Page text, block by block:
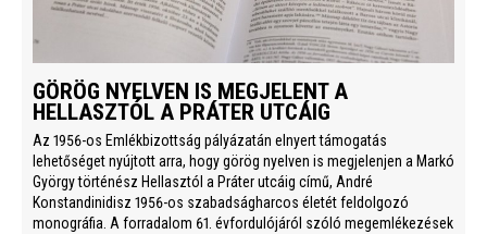
GÖRÖG NYELVEN IS MEGJELENT A
HELLASZTÓL A PRÁTER UTCÁIG
Az 1956-os Emlékbizottság pályázatán elnyert támogatás
lehetőséget nyújtott arra, hogy görög nyelven is megjelenjen a Markó
György történész Hellasztól a Práter utcáig című, André
Konstandinidisz 1956-os szabadságharcos életét feldolgozó
monográfia. A forradalom 61. évfordulójáról szóló megemlékezések